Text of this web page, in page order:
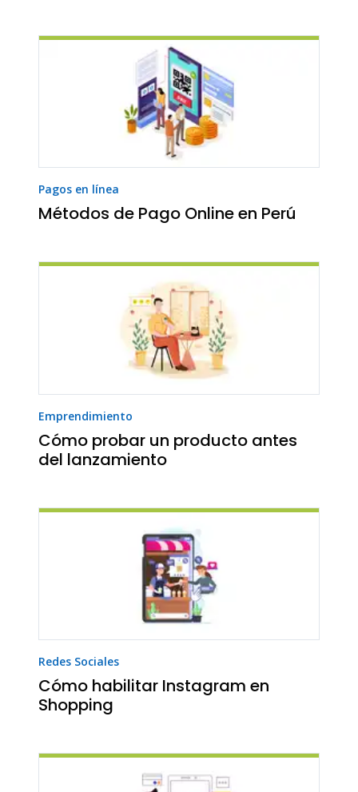
Pagos en línea
Métodos de Pago Online en Perú
Emprendimiento
Cómo probar un producto antes
del lanzamiento
Redes Sociales
Cómo habilitar Instagram en
Shopping